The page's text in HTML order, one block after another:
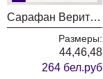
Сарафан Верита 2453-1
Размеры:
44,46,48
264 бел.руб